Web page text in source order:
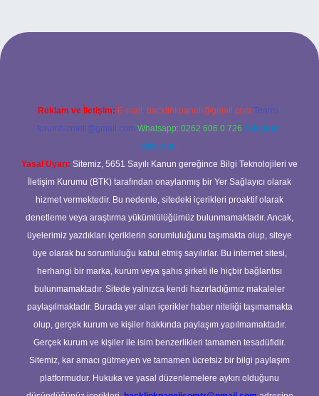
adresi
Reklam ve İletişim: E-mail: backlinkpaneli@gmail.com Teams:
forumhizmeti@gmail.com Whatsapp: 0262 606 0 726 Telegram:
@karabul
Yasal Uyarı: Sitemiz, 5651 Sayılı Kanun gereğince Bilgi Teknolojileri ve
İletişim Kurumu (BTK) tarafından onaylanmış bir Yer Sağlayıcı olarak
hizmet vermektedir. Bu nedenle, sitedeki içerikleri proaktif olarak
denetleme veya araştırma yükümlülüğümüz bulunmamaktadır. Ancak,
üyelerimiz yazdıkları içeriklerin sorumluluğunu taşımakta olup, siteye
üye olarak bu sorumluluğu kabul etmiş sayılırlar. Bu internet sitesi,
herhangi bir marka, kurum veya şahıs şirketi ile hiçbir bağlantısı
bulunmamaktadır. Sitede yalnızca kendi hazırladığımız makaleler
paylaşılmaktadır. Burada yer alan içerikler haber niteliği taşımamakta
olup, gerçek kurum ve kişiler hakkında paylaşım yapılmamaktadır.
Gerçek kurum ve kişiler ile isim benzerlikleri tamamen tesadüfidir.
Sitemiz, kar amacı gütmeyen ve tamamen ücretsiz bir bilgi paylaşım
platformudur. Hukuka ve yasal düzenlemelere aykırı olduğunu